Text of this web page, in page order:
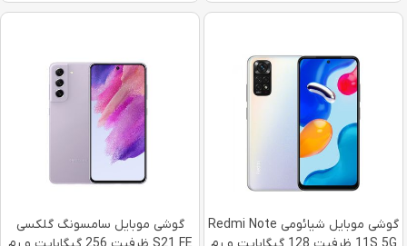
گوشی موبایل شیائومی Redmi Note
گوشی موبایل سامسونگ گلکسی